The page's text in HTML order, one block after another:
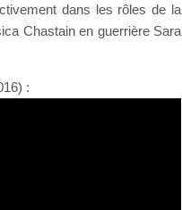
dans les rôles de la
Chastain en guerrière Sara
: